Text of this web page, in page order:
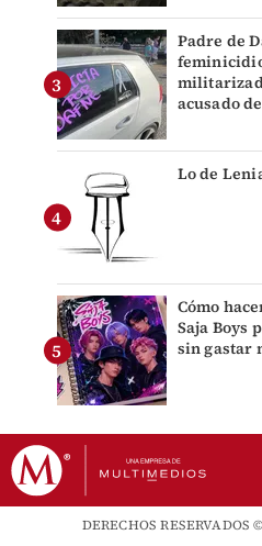
Padre de
acusado
Lo de
Cómo
Saja Boys
sin gastar
DERECHOS RESERVADOS